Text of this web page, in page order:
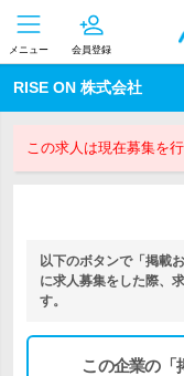
メニュー 会員登録
RISE ON 株式会社
この求人は現在募集を行
以下のボタンで「掲載
に求人募集をした際、
す。
この企業の「